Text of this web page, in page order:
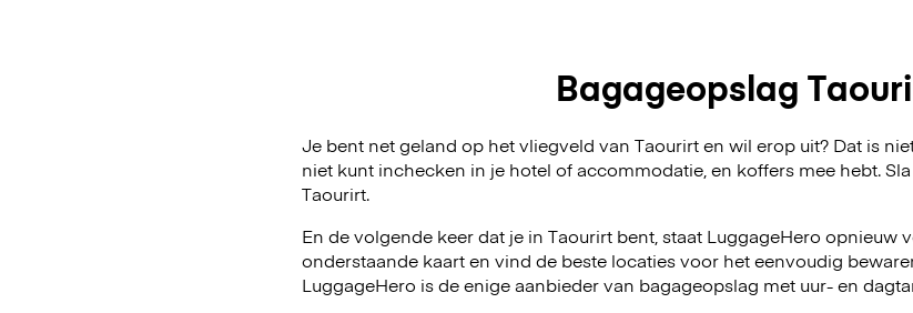
Bagageopslag
Je bent net geland op het vliegveld van Taourirt en wil erop uit? Dat is
niet kunt inchecken in je hotel of accommodatie, en koffers mee hebt.
Taourirt.
En de volgende keer dat je in Taourirt bent, staat LuggageHero opnieuw
onderstaande kaart en vind de beste locaties voor het eenvoudig
LuggageHero is de enige aanbieder van bagageopslag met uur- en